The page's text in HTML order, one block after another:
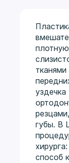
губы. В
способ